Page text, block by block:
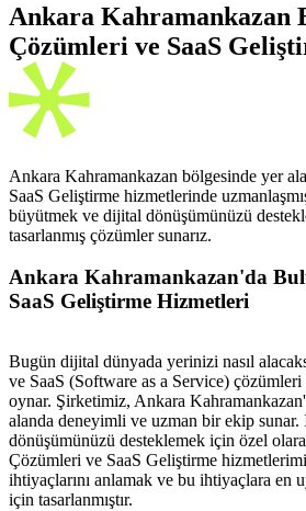
Ankara Kahramankazan
Çözümleri ve SaaS
Ankara Kahramankazan bölgesinde yer
SaaS Geliştirme hizmetlerinde
büyütmek ve dijital dönüşümünüzü
tasarlanmış çözümler sunarız.
Ankara Kahramankazan'da
SaaS Geliştirme Hizmetleri
Bugün dijital dünyada yerinizi nasıl
ve SaaS (Software as a Service)
oynar. Şirketimiz, Ankara
alanda deneyimli ve uzman bir ekip
dönüşümünüzü desteklemek için özel
Çözümleri ve SaaS Geliştirme
ihtiyaçlarını anlamak ve bu ihtiyaçlara en
için tasarlanmıştır.